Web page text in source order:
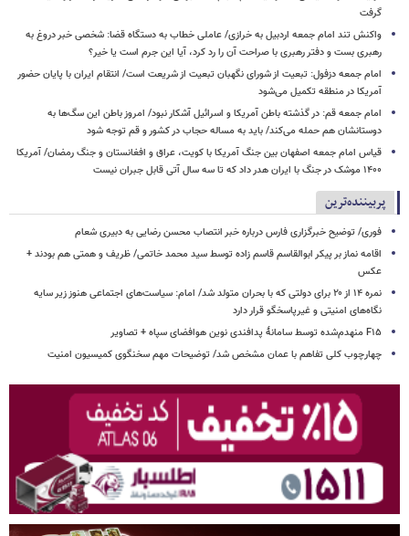
گرفت
واکنش تند امام جمعه اردبیل به خرازی/ عاملی خطاب به دستگاه قضا: شخصی خبر دروغ به
رهبری بست و دفتر رهبری با صراحت آن را رد کرد، آیا این جرم است یا خیر؟
امام جمعه دزفول: تبعیت از شورای نگهبان تبعیت از شریعت است/ انتقام ایران با پایان حضور
آمریکا در منطقه تکمیل می‌شود
امام جمعه قم: در گذشته باطن آمریکا و اسرائیل آشکار نبود/ امروز باطن این سگ‌ها به
دوستانشان هم حمله می‌کند/ باید به مساله حجاب در کشور و قم توجه شود
قیاس امام جمعه اصفهان بین جنگ آمریکا با کویت، عراق و افغانستان و جنگ رمضان/ آمریکا
۱۴۰۰ موشک در جنگ با ایران هدر داد که تا سه سال آتی قابل جبران نیست
پربیننده‌ترین
فوری/ توضیح خبرگزاری فارس درباره خبر انتصاب محسن رضایی به دبیری شعام
اقامه نماز بر پیکر ابوالقاسم قاسم زاده توسط سید محمد خاتمی/ ظریف و همتی هم بودند +
عکس
نمره ۱۴ از ۲۰ برای دولتی که با بحران متولد شد/ امام: سیاست‌های اجتماعی هنوز زیر سایه
نگاه‌های امنیتی و غیرپاسخگو قرار دارد
F۱۵ منهدم‌شده توسط سامانۀ پدافندی نوین هوافضای سپاه + تصاویر
چهارچوب کلی تفاهم با عمان مشخص شد/ توضیحات مهم سخنگوی کمیسیون امنیت